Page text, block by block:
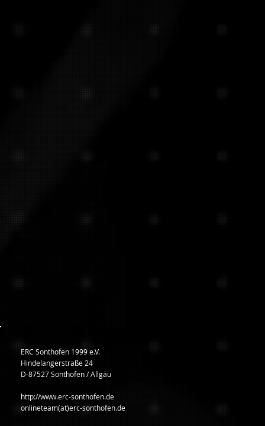
ERC Sonthofen 1999 e.V.
Hindelangerstraße 24
D-87527 Sonthofen / Allgäu
http://www.erc-sonthofen.de
onlineteam(at)erc-sonthofen.de